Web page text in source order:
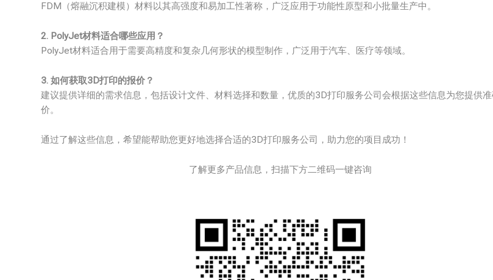
FDM（熔融沉积建模）材料以其高强度和易加工性著称，广泛应用于功能性原型和小批量生产中。
2. PolyJet材料适合哪些应用？
PolyJet材料适合用于需要高精度和复杂几何形状的模型制作，广泛用于汽车、医疗等领域。
3. 如何获取3D打印的报价？
建议提供详细的需求信息，包括设计文件、材料选择和数量，优质的3D打印服务公司会根据这些信息为您提供
价。
通过了解这些信息，希望能帮助您更好地选择合适的3D打印服务公司，助力您的项目成功！
了解更多产品信息，扫描下方二维码一键咨询